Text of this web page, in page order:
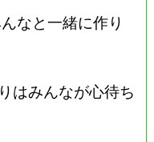
なと一緒に作り
はみんなが心待ち